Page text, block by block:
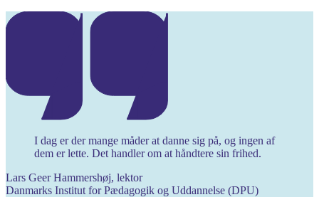
I dag er der mange måder at danne sig på, og ingen af
dem er lette. Det handler om at håndtere sin frihed.
Lars Geer Hammershøj, lektor
Danmarks Institut for Pædagogik og Uddannelse (DPU)